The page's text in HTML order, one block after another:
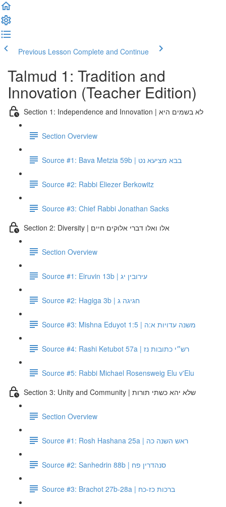
Previous Lesson Complete and Continue
Talmud 1: Tradition and
Innovation (Teacher Edition)
Section 1: Independence and Innovation | לא בשמים היא
Section Overview
Source #1: Bava Metzia 59b | בבא מציעא נט
Source #2: Rabbi Eliezer Berkowitz
Source #3: Chief Rabbi Jonathan Sacks
Section 2: Diversity | אלו ואלו דברי אלוקים חיים
Section Overview
Source #1: Eiruvin 13b | עירובין יג
Source #2: Hagiga 3b | חגיגה ג
Source #3: Mishna Eduyot 1:5 | משנה עדויות א:ה
Source #4: Rashi Ketubot 57a | רש״י כתובות נז
Source #5: Rabbi Michael Rosensweig Elu v'Elu
Section 3: Unity and Community | שלא יהא כשתי תורות
Section Overview
Source #1: Rosh Hashana 25a | ראש השנה כה
Source #2: Sanhedrin 88b | סנהדרין פח
Source #3: Brachot 27b-28a | ברכות כז-כח